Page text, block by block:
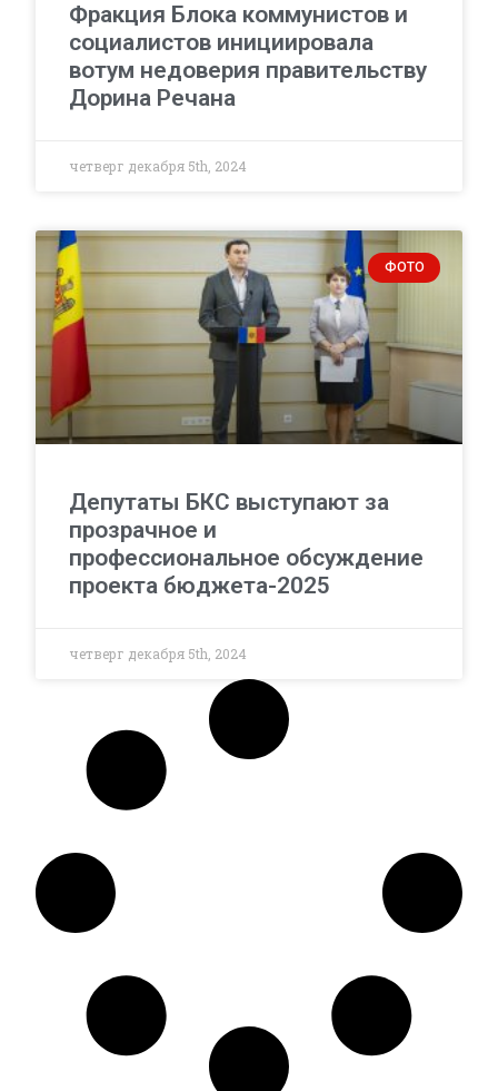
Фракция Блока коммунистов и
социалистов инициировала
вотум недоверия правительству
Дорина Речана
четверг декабря 5th, 2024
ФОТО
Депутаты БКС выступают за
прозрачное и
профессиональное обсуждение
проекта бюджета-2025
четверг декабря 5th, 2024